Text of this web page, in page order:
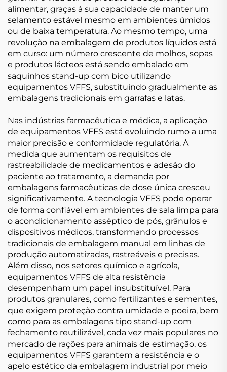
alimentar, graças à sua capacidade de manter um
selamento estável mesmo em ambientes úmidos
ou de baixa temperatura. Ao mesmo tempo, uma
revolução na embalagem de produtos líquidos está
em curso: um número crescente de molhos, sopas
e produtos lácteos está sendo embalado em
saquinhos stand-up com bico utilizando
equipamentos VFFS, substituindo gradualmente as
embalagens tradicionais em garrafas e latas.
Nas indústrias farmacêutica e médica, a aplicação
de equipamentos VFFS está evoluindo rumo a uma
maior precisão e conformidade regulatória. À
medida que aumentam os requisitos de
rastreabilidade de medicamentos e adesão do
paciente ao tratamento, a demanda por
embalagens farmacêuticas de dose única cresceu
significativamente. A tecnologia VFFS pode operar
de forma confiável em ambientes de sala limpa para
o acondicionamento asséptico de pós, grânulos e
dispositivos médicos, transformando processos
tradicionais de embalagem manual em linhas de
produção automatizadas, rastreáveis e precisas.
Além disso, nos setores químico e agrícola,
equipamentos VFFS de alta resistência
desempenham um papel insubstituível. Para
produtos granulares, como fertilizantes e sementes,
que exigem proteção contra umidade e poeira, bem
como para as embalagens tipo stand-up com
fechamento reutilizável, cada vez mais populares no
mercado de rações para animais de estimação, os
equipamentos VFFS garantem a resistência e o
apelo estético da embalagem industrial por meio